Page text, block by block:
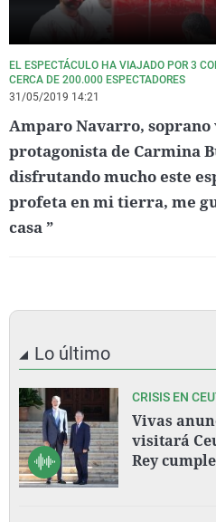
EL ESPECTÁCULO HA VIAJADO POR 3
CERCA DE 200.000 ESPECTADORES
31/05/2019 14:21
Amparo Navarro, soprano
protagonista de Carmina
disfrutando mucho este
profeta en mi tierra, me
casa ”
Lo último
CRISIS EN
Vivas
visitará
Rey